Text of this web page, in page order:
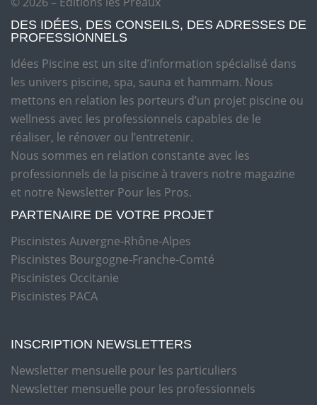
DES IDÉES, DES CONSEILS, DES ADRESSES DE
PROFESSIONNELS
Idées Piscine est un site d’information spécialisé dans
les univers piscine, spa, sauna et hammam. Nous
mettons en relation les porteurs d’un projet piscine ou
wellness avec les professionnels capables de le
réaliser, le rénover ou l’entretenir.
Nous sommes en relation constante avec les
professionnels de la piscine à travers notre magazine
et notre Newsletter Pour les Pros.
PARTENAIRE DE VOTRE PROJET
Piscinistes Auvergne-Rhône-Alpes
Piscinistes Bourgogne-Franche-Comté
Piscinistes Occitanie
Piscinistes PACA
INSCRIPTION NEWSLETTERS
Newsletter mensuelle pour les particuliers
Newsletter mensuelle pour les professionnels